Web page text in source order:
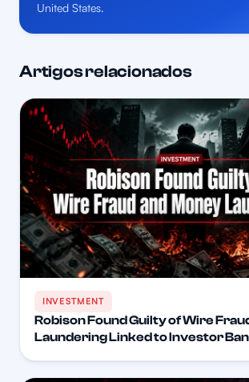
United States.
Artigos relacionados
INVESTMENT
Robison Found Guilty of Wire
Laundering Linked to Investor